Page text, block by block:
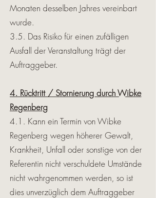
Monaten desselben Jahres vereinbart
wurde.
3.5. Das Risiko für einen zufälligen
Ausfall der Veranstaltung trägt der
Auftraggeber.
4. Rücktritt / Stornierung durch Wibke
Regenberg
4.1. Kann ein Termin von Wibke
Regenberg wegen höherer Gewalt,
Krankheit, Unfall oder sonstige von der
Referentin nicht verschuldete Umstände
nicht wahrgenommen werden, so ist
dies unverzüglich dem Auftraggeber